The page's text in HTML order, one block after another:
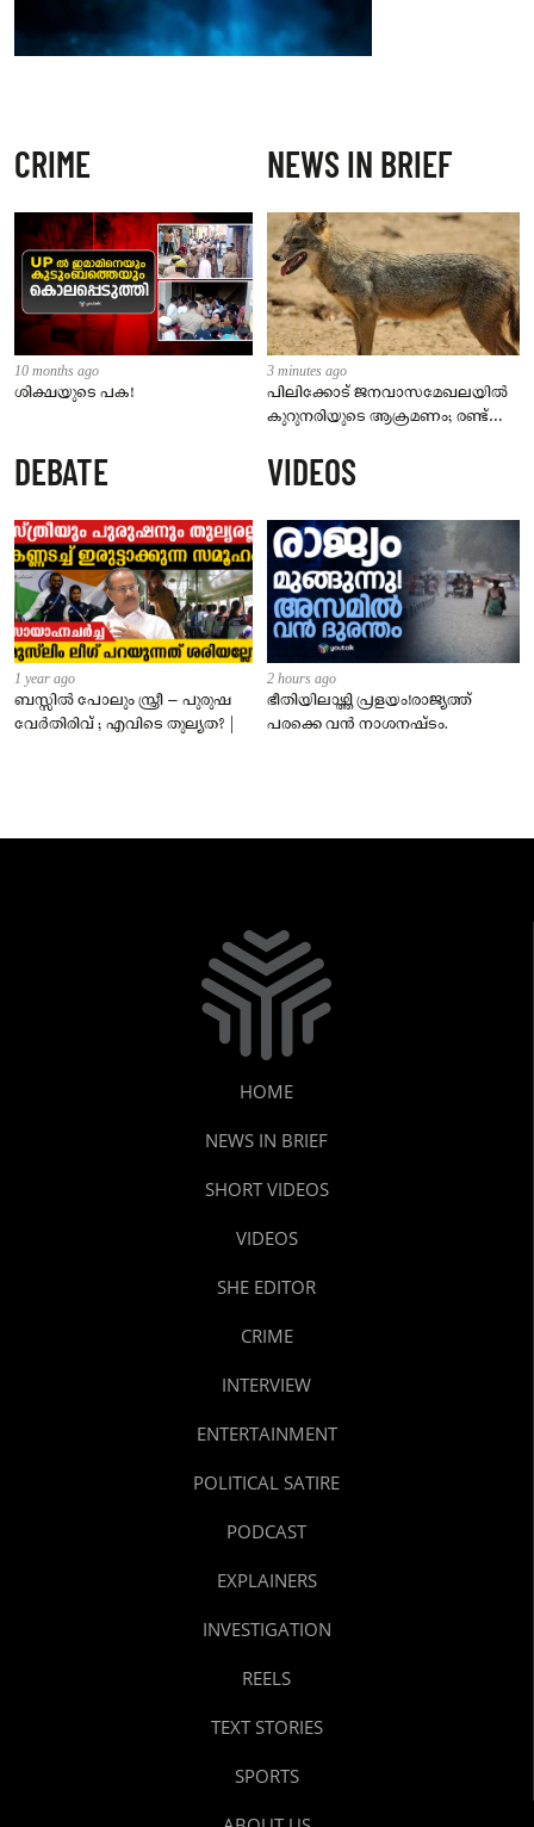
CRIME
10 months ago
ശിക്ഷയുടെ പക!
NEWS IN BRIEF
3 minutes ago
പിലിക്കോട് ജനവാസമേഖലയിൽ
കുറുനരിയുടെ ആക്രമണം; രണ്ട്
നിർദേശം നൽകി പഞ്ചായത്ത്
DEBATE
1 year ago
ബസ്സിൽ പോലും സ്ത്രീ – പുരുഷ
വേർതിരിവ് ; എവിടെ തുല്യത? |
VIDEOS
2 hours ago
ഭീതിയിലാഴ്ത്തി പ്രളയം!രാജ്യത്ത്
പരക്കെ വൻ നാശനഷ്ടം.
HOME
NEWS IN BRIEF
SHORT VIDEOS
VIDEOS
SHE EDITOR
CRIME
INTERVIEW
ENTERTAINMENT
POLITICAL SATIRE
PODCAST
EXPLAINERS
INVESTIGATION
REELS
TEXT STORIES
SPORTS